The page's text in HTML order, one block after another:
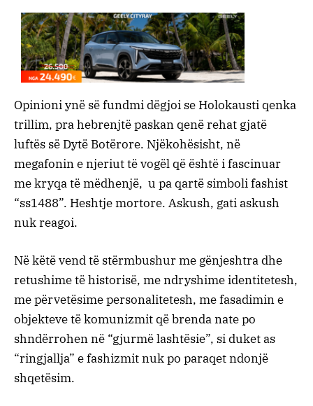
Opinioni ynë së fundmi dëgjoi se Holokausti qenka
trillim, pra hebrenjtë paskan qenë rehat gjatë
luftës së Dytë Botërore. Njëkohësisht, në
megafonin e njeriut të vogël që është i fascinuar
me kryqa të mëdhenjë, u pa qartë simboli fashist
“ss1488”. Heshtje mortore. Askush, gati askush
nuk reagoi.
Në këtë vend të stërmbushur me gënjeshtra dhe
retushime të historisë, me ndryshime identitetesh,
me përvetësime personalitetesh, me fasadimin e
objekteve të komunizmit që brenda nate po
shndërrohen në “gjurmë lashtësie”, si duket as
“ringjallja” e fashizmit nuk po paraqet ndonjë
shqetësim.